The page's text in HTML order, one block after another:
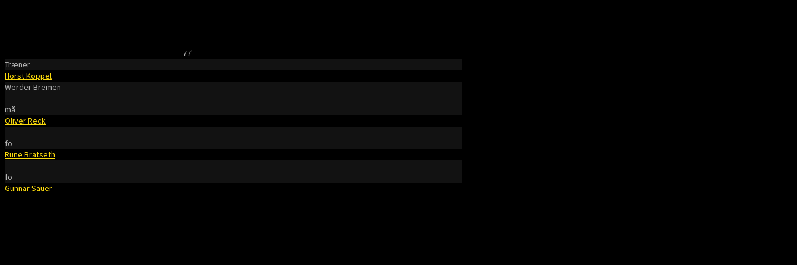
77'
Træner
Horst Köppel
Werder Bremen
må
Oliver Reck
fo
Rune Bratseth
fo
Gunnar Sauer